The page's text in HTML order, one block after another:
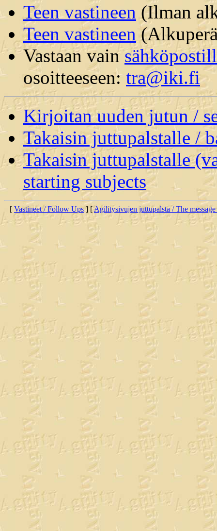
Teen vastineen (Ilman
Teen vastineen
Vastaan vain
osoitteeseen:tra@iki.fi
Kirjoitan uuden jutun /
Takaisin juttupalstalle /
Takaisin juttupalstalle
starting subjects
[ Vastineet / Follow Ups] [Agilitysivujen juttupalsta / The